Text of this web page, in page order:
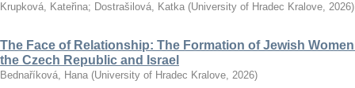
Krupková, Kateřina; Dostrašilová, Katka (University of Hradec Kralove, 2026)
The Face of Relationship: The Formation of Jewish
the Czech Republic and Israel
Bednaříková, Hana (University of Hradec Kralove, 2026)